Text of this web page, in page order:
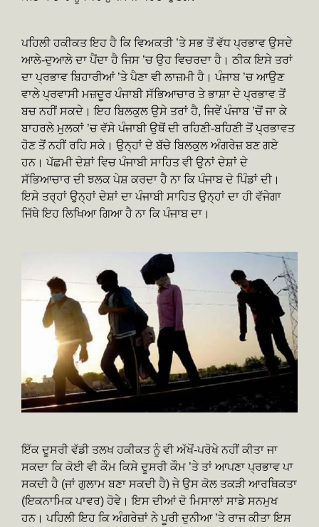
ਪਹਿਲੀ ਹਕੀਕਤ ਇਹ ਹੈ ਕਿ ਵਿਅਕਤੀ ’ਤੇ ਸਭ ਤੋਂ ਵੱਧ ਪ੍ਰਭਾਵ ਉਸਦੇ
ਆਲੇ-ਦੁਆਲੇ ਦਾ ਪੈਂਦਾ ਹੈ ਜਿਸ ’ਚ ਉਹ ਵਿਚਰਦਾ ਹੈ। ਠੀਕ ਇਸੇ ਤਰਾਂ
ਦਾ ਪ੍ਰਭਾਵ ਬਿਹਾਰੀਆਂ ’ਤੇ ਪੈਣਾ ਵੀ ਲਾਜ਼ਮੀ ਹੈ। ਪੰਜਾਬ ’ਚ ਆਉਣ
ਵਾਲੇ ਪ੍ਰਵਾਸੀ ਮਜ਼ਦੂਰ ਪੰਜਾਬੀ ਸੱਭਿਆਚਾਰ ਤੇ ਭਾਸ਼ਾ ਦੇ ਪ੍ਰਭਾਵ ਤੋਂ
ਬਚ ਨਹੀਂ ਸਕਦੇ। ਇਹ ਬਿਲਕੁਲ ਉਸੇ ਤਰਾਂ ਹੈ, ਜਿਵੇਂ ਪੰਜਾਬ ’ਚੋਂ ਜਾ ਕੇ
ਬਾਹਰਲੇ ਮੁਲਕਾਂ ’ਚ ਵੱਸੇ ਪੰਜਾਬੀ ਉਥੋਂ ਦੀ ਰਹਿਣੀ-ਬਹਿਣੀ ਤੋਂ ਪ੍ਰਭਾਵਤ
ਹੋਣ ਤੋਂ ਨਹੀਂ ਰਹਿ ਸਕੇ। ਉਨ੍ਹਾਂ ਦੇ ਬੱਚੇ ਬਿਲਕੁਲ ਅੰਗਰੇਜ਼ ਬਣ ਗਏ
ਹਨ। ਪੱਛਮੀ ਦੇਸ਼ਾਂ ਵਿਚ ਪੰਜਾਬੀ ਸਾਹਿਤ ਵੀ ਉਨਾਂ ਦੇਸ਼ਾਂ ਦੇ
ਸੱਭਿਆਚਾਰ ਦੀ ਝਲਕ ਪੇਸ਼ ਕਰਦਾ ਹੈ ਨਾ ਕਿ ਪੰਜਾਬ ਦੇ ਪਿੰਡਾਂ ਦੀ।
ਇਸੇ ਤਰ੍ਹਾਂ ਉਨ੍ਹਾਂ ਦੇਸ਼ਾਂ ਦਾ ਪੰਜਾਬੀ ਸਾਹਿਤ ਉਨ੍ਹਾਂ ਦਾ ਹੀ ਵੱਜੇਗਾ
ਜਿੱਥੇ ਇਹ ਲਿਖਿਆ ਗਿਆ ਹੈ ਨਾ ਕਿ ਪੰਜਾਬ ਦਾ।
ਇੱਕ ਦੂਸਰੀ ਵੱਡੀ ਤਲਖ ਹਕੀਕਤ ਨੂੰ ਵੀ ਅੱਖੋਂ-ਪਰੋਖੇ ਨਹੀਂ ਕੀਤਾ ਜਾ
ਸਕਦਾ ਕਿ ਕੋਈ ਵੀ ਕੌਮ ਕਿਸੇ ਦੂਸਰੀ ਕੌਮ ’ਤੇ ਤਾਂ ਆਪਣਾ ਪ੍ਰਭਾਵ ਪਾ
ਸਕਦੀ ਹੈ (ਜਾਂ ਗੁਲਾਮ ਬਣਾ ਸਕਦੀ ਹੈ) ਜੇ ਉਸ ਕੋਲ ਤਕੜੀ ਆਰਥਿਕਤਾ
(ਇਕਨਾਮਿਕ ਪਾਵਰ) ਹੋਵੇ। ਇਸ ਦੀਆਂ ਦੋ ਮਿਸਾਲਾਂ ਸਾਡੇ ਸਨਮੁਖ
ਹਨ। ਪਹਿਲੀ ਇਹ ਕਿ ਅੰਗਰੇਜ਼ਾਂ ਨੇ ਪੂਰੀ ਦੁਨੀਆ ’ਤੇ ਰਾਜ ਕੀਤਾ ਇਸ